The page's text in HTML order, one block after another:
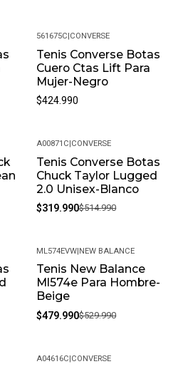
561675C|CONVERSE
Tenis Converse Botas
Cuero Ctas Lift Para
Mujer-Negro
$424.990
-38%
A00871C|CONVERSE
Tenis Converse Botas
Chuck Taylor Lugged
2.0 Unisex-Blanco
$319.990$514.990
-9%
ML574EVW|NEW BALANCE
Tenis New Balance
Ml574e Para Hombre-
Beige
$479.990$529.990
A04616C|CONVERSE